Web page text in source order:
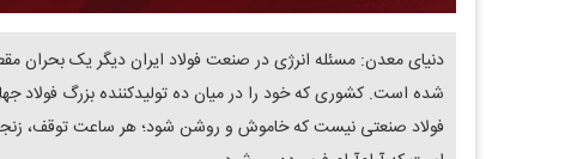
دنیای معدن: مسئله انرژی در صنعت فولاد ایران دیگر یک بحران
شده است. کشوری که خود را در میان ده تولیدکننده بزرگ فولاد
فولاد صنعتی نیست که خاموش و روشن شود؛ هر ساعت توقف،